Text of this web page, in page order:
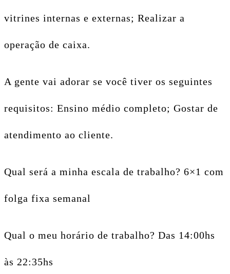
vitrines internas e externas; Realizar a
operação de caixa.
A gente vai adorar se você tiver os seguintes
requisitos: Ensino médio completo; Gostar de
atendimento ao cliente.
Qual será a minha escala de trabalho? 6×1 com
folga fixa semanal
Qual o meu horário de trabalho? Das 14:00hs
às 22:35hs